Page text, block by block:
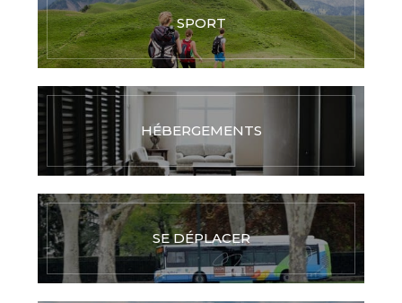
SPORT
HÉBERGEMENTS
SE DÉPLACER